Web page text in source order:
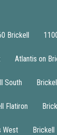
Brickell
Atlantis on
South
Flatiron
West Brickell